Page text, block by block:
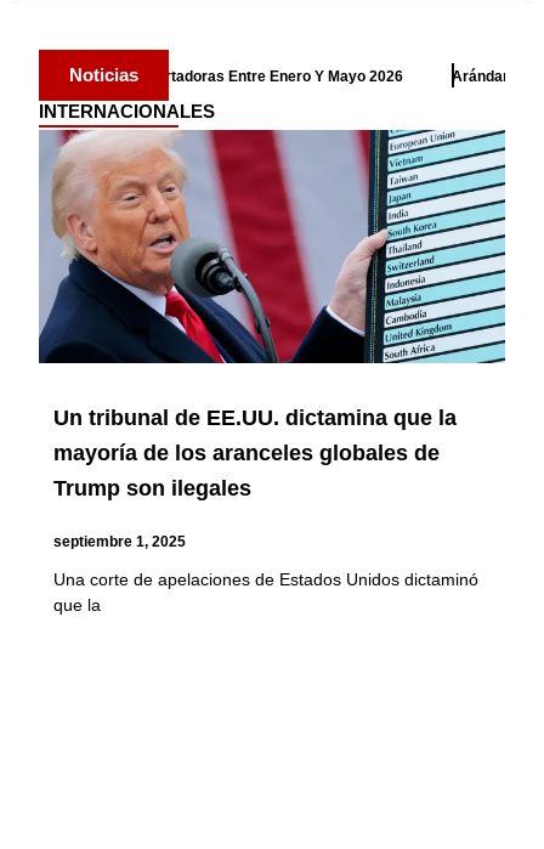
Noticias
Enero Y Mayo 2026 Arándanos, Uvas, Espárragos, Mandarinas,
INTERNACIONALES
Un tribunal de EE.UU. dictamina que la
mayoría de los aranceles globales de
Trump son ilegales
septiembre 1, 2025
Una corte de apelaciones de Estados Unidos dictaminó
que la